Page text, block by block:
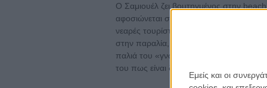
Εμείς και οι
Ο Σαμιουέλ ζει βουτηγμένος στην
αφοσιώνεται στη δουλειά, στην
νεαρές τουρίστριες, άλλωστε, τόσο
στην παραλία, που περνούν και τη
παλιά του «γνωριμία», η Κριστίν, θα
του πως είναι δικό του και θα φύγει για